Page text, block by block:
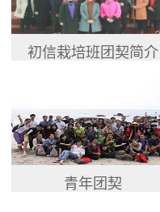
初信栽培班团契简介
青年团契